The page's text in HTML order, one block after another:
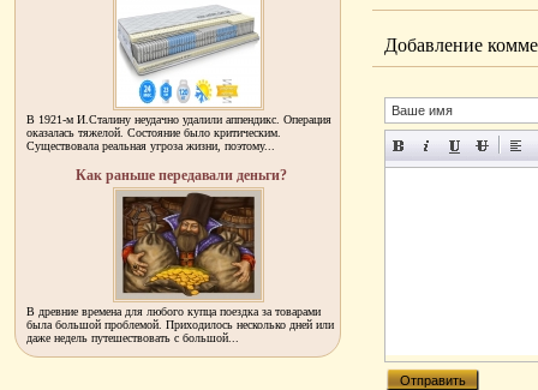
Добавление
В 1921-м И.Сталину неудачно удалили аппендикс. Операция
оказалась тяжелой. Состояние было критическим.
Существовала реальная угроза жизни, поэтому...
Как раньше передавали деньги?
В древние времена для любого купца поездка за товарами
была большой проблемой. Приходилось несколько дней или
даже недель путешествовать с большой...